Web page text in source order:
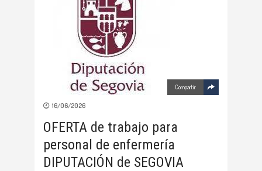
Compartir
16/06/2026
OFERTA de trabajo para
personal de enfermería
DIPUTACIÓN de SEGOVIA